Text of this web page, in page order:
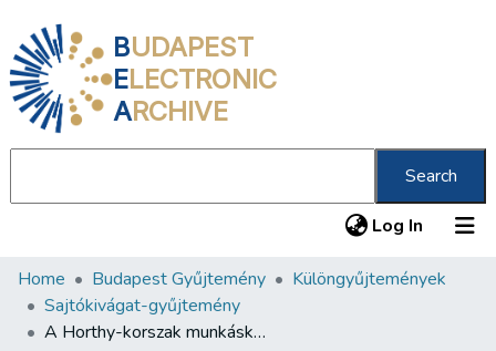
BUDAPEST
ELECTRONIC
ARCHIVE
Search
Log In (current)
Communities & Collections
All of DSpace
Home Budapest Gyűjtemény
Különgyűjtemények
Sajtókivágat-gyűjtemény
A Horthy-korszak munkáskönyvtárai